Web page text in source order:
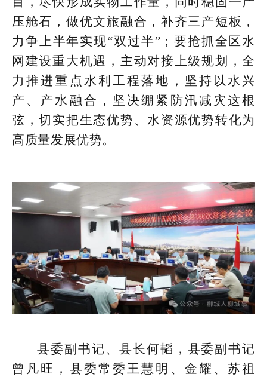
压舱石，做优文旅融合，补齐三产短板，
力争上半年实现“双过半”；要抢抓全区水
网建设重大机遇，主动对接上级规划，全
力推进重点水利工程落地，坚持以水兴
产、产水融合，坚决绷紧防汛减灾这根
弦，切实把生态优势、水资源优势转化为
高质量发展优势。
县委副书记、县长何韬，县委副书记
曾凡旺，县委常委王慧明、金耀、苏祖